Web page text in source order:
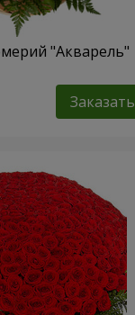
"Акварель"
Заказать